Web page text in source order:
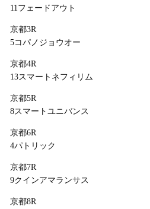
11フェードアウト
京都3R
5コパノジョウオー
京都4R
13スマートネフィリム
京都5R
8スマートユニバンス
京都6R
4パトリック
京都7R
9クインアマランサス
京都8R